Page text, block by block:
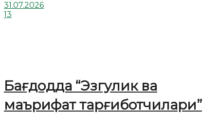
31.07.2026
13
Бағдодда “Эзгулик ва
маърифат тарғиботчилари”